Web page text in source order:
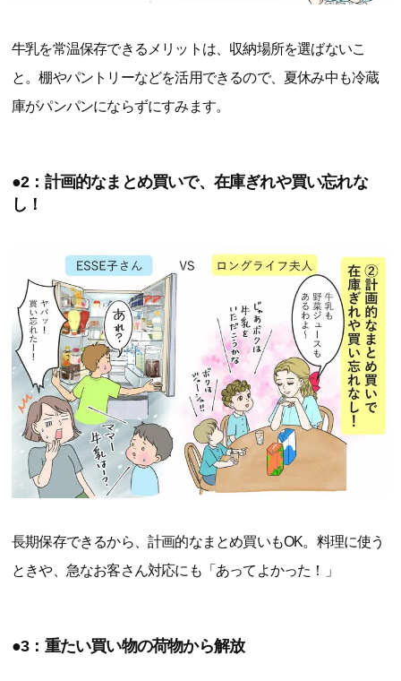
牛乳を常温保存できるメリットは、収納場所を選ばないこ
と。棚やパントリーなどを活用できるので、夏休み中も冷蔵
庫がパンパンにならずにすみます。
●2：計画的なまとめ買いで、在庫ぎれや買い忘れな
し！
長期保存できるから、計画的なまとめ買いもOK。料理に使う
ときや、急なお客さん対応にも「あってよかった！」
●3：重たい買い物の荷物から解放